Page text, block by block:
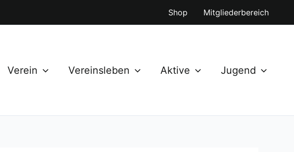
Shop Mitgliederbereich
Verein Vereinsleben Aktive Jugend